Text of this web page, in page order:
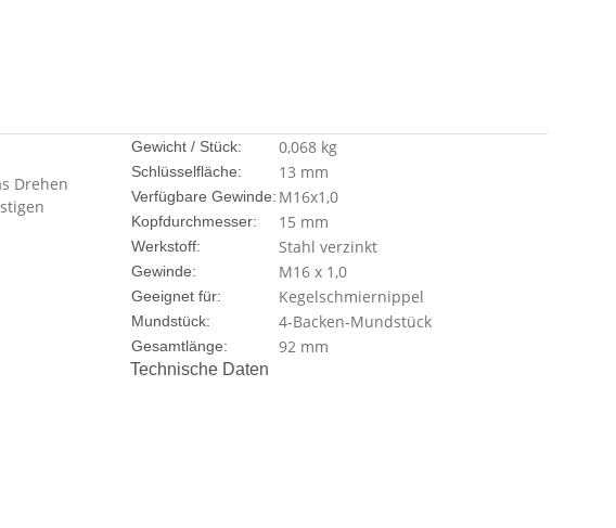
Drehen
Technische Daten
Gewicht / Stück: 0,068 kg
Schlüsselfläche: 13 mm
Verfügbare Gewinde: M16x1,0
Kopfdurchmesser: 15 mm
Werkstoff: Stahl verzinkt
Gewinde: M16 x 1,0
Geeignet für: Kegelschmiernippel
Mundstück: 4-Backen-Mundstück
Gesamtlänge: 92 mm